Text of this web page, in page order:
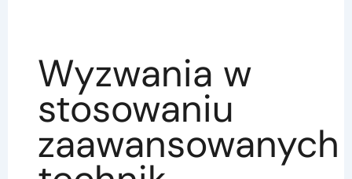
Wyzwania w
stosowaniu
zaawansowanych